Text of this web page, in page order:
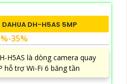
DAHUA DH-H5AS 5MP
35%
H5AS là dòng camera quay
hỗ trợ Wi-Fi 6 băng tần